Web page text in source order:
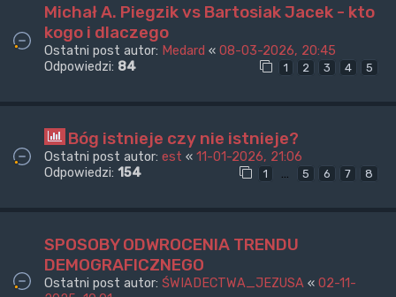
Michał A. Piegzik vs Bartosiak Jacek - kto
kogo i dlaczego
Ostatni post autor: Medard « 08-03-2026, 20:45
Odpowiedzi: 84 1 2 3 4 5
Bóg istnieje czy nie istnieje?
Ostatni post autor: est « 11-01-2026, 21:06
Odpowiedzi: 154 1 … 5 6 7 8
SPOSOBY ODWROCENIA TRENDU
DEMOGRAFICZNEGO
Ostatni post autor: ŚWIADECTWA_JEZUSA « 02-11-